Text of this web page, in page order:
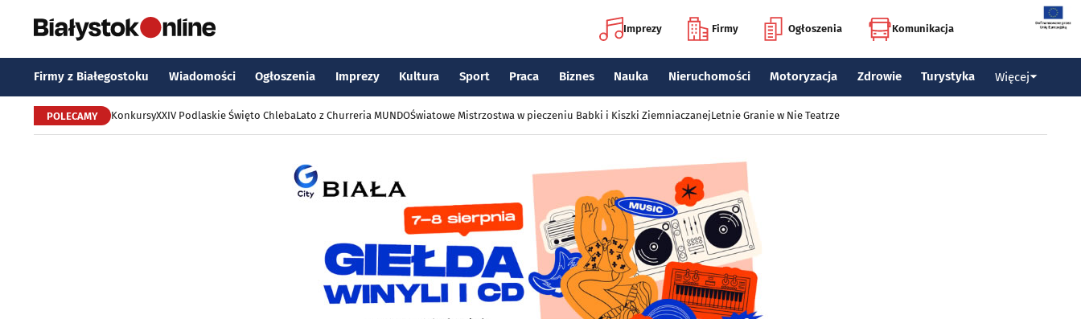
Imprezy Firmy Ogłoszenia Komunikacja
Firmy z Białegostoku Wiadomości Ogłoszenia Imprezy Kultura Sport Praca Biznes Nauka Nieruchomości Motoryzacja Zdrowie Turystyka Więcej
POLECAMY KonkursyXXIV Podlaskie Święto ChlebaLato z Churreria MUNDOŚwiatowe Mistrzostwa w pieczeniu Babki i Kiszki ZiemniaczanejLetnie Granie w Nie Teatrze